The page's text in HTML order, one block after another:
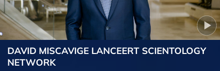
DAVID MISCAVIGE LANCEERT SCIENTOLOGY
NETWORK